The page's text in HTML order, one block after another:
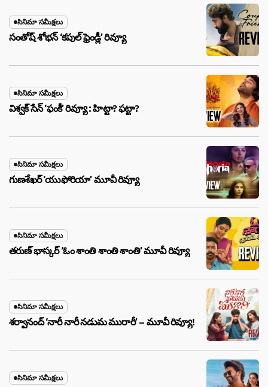
సినిమా సమీక్షలు
సంతోష్ శోభన్ ‘కపుల్ ఫ్రెండ్లీ’ రివ్యూ
సినిమా సమీక్షలు
విశ్వక్ సేన్ ‘ఫంకీ’ రివ్యూ : హిట్టా? ఫట్టా?
సినిమా సమీక్షలు
గుణశేఖర్ ‘యుఫోరియా’ మూవీ రివ్యూ
సినిమా సమీక్షలు
తరుణ్ భాస్కర్ ‘ఓం శాంతి శాంతి శాంతి’ మూవీ రివ్యూ
సినిమా సమీక్షలు
శర్వానంద్ ‘నారీ నారీ నడుమ మురారీ’ – మూవీ రివ్యూ!
సినిమా సమీక్షలు